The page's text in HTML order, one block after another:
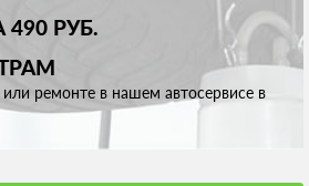
РУБ.
ремонте в нашем автосервисе в